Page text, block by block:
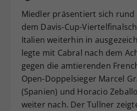
Miedler präsentiert sich rund
dem Davis-Cup-
Italien weiterhin in
legte mit Cabral nach dem
gegen die amtierenden
Open-Doppelsieger Marcel
(Spanien) und Horacio
weiter nach. Der Tullner